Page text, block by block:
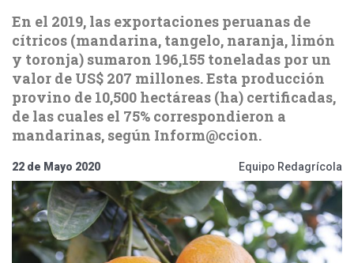
En el 2019, las exportaciones peruanas de
cítricos (mandarina, tangelo, naranja, limón
y toronja) sumaron 196,155 toneladas por un
valor de US$ 207 millones. Esta producción
provino de 10,500 hectáreas (ha) certificadas,
de las cuales el 75% correspondieron a
mandarinas, según Inform@ccion.
22 de Mayo 2020 Equipo Redagrícola